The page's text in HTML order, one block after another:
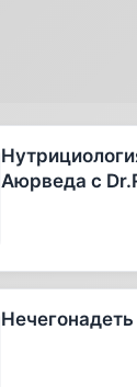
Аюрведа с